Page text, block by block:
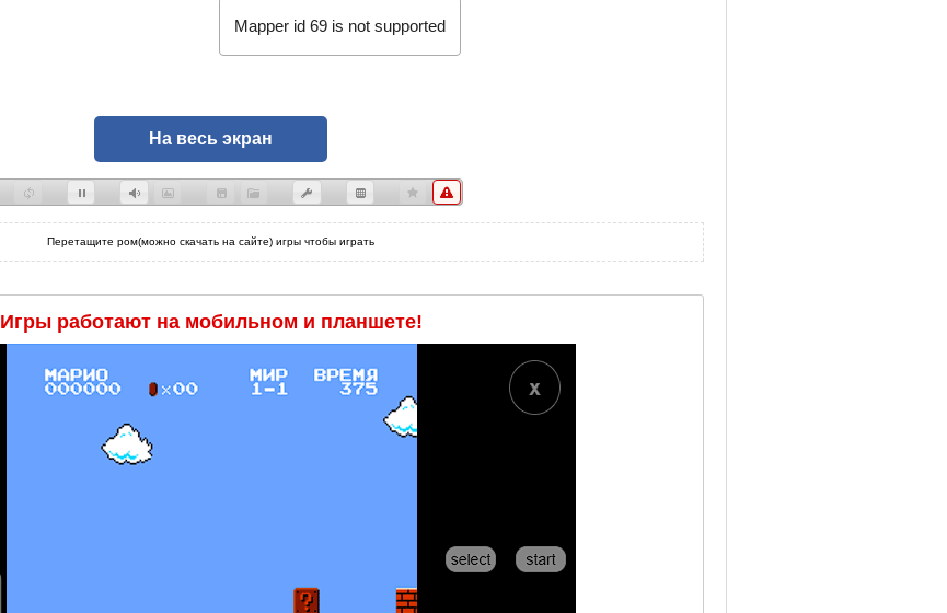
На весь экран
Перетащите ром(можно скачать на сайте) игры чтобы играть
Игры работают на мобильном и планшете!
Mapper id 69 is not supported